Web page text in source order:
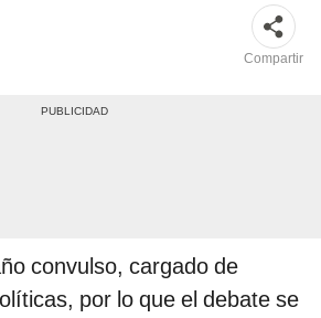
Compartir
convulso, cargado de
por lo que el debate se